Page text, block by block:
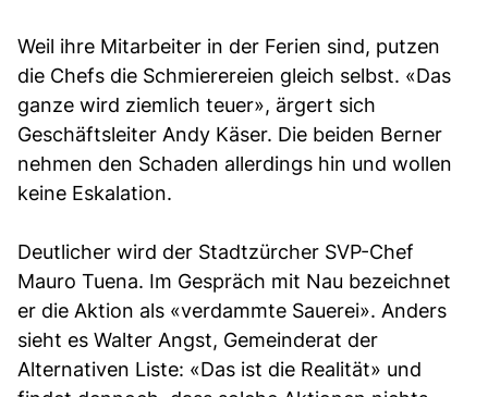
Weil ihre Mitarbeiter in der Ferien sind, putzen
die Chefs die Schmierereien gleich selbst. «Das
ganze wird ziemlich teuer», ärgert sich
Geschäftsleiter Andy Käser. Die beiden Berner
nehmen den Schaden allerdings hin und wollen
keine Eskalation.
Deutlicher wird der Stadtzürcher SVP-Chef
Mauro Tuena. Im Gespräch mit Nau bezeichnet
er die Aktion als «verdammte Sauerei». Anders
sieht es Walter Angst, Gemeinderat der
Alternativen Liste: «Das ist die Realität» und